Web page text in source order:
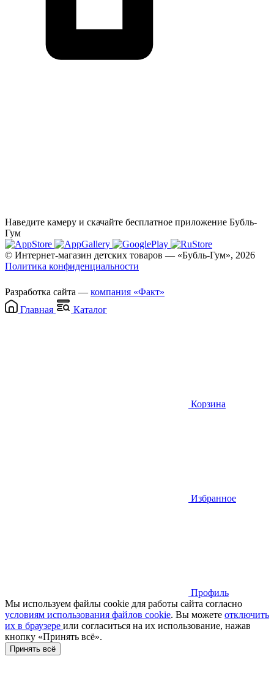
Наведите камеру и скачайте бесплатное приложение Бубль-
Гум
© Интернет-магазин детских товаров — «Бубль-Гум», 2026
Политика конфиденциальности
Разработка сайта — компания «Факт»
Главная
Каталог
Корзина
Избранное
Профиль
Мы используем файлы cookie для работы сайта согласно
условиям использования файлов cookie. Вы можете отключить
их в браузере или cогласиться на их использование, нажав
кнопку «Принять всё».
Принять всё